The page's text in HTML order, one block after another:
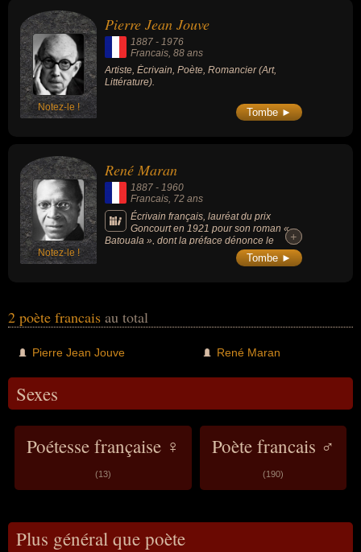
été artiste, écrivain, romancier ou essayiste.
Notez-le !
Pierre Jean Jouve
1887 - 1976
Francais, 88 ans
Artiste, Écrivain, Poète, Romancier (Art,
Littérature).
Tombe ►
Notez-le !
René Maran
1887 - 1960
Francais , 72 ans
Écrivain français, lauréat du prix
Goncourt en 1921 pour son roman «
Batouala », dont la préface dénonce le
+
+
Tombe ►
2 poète francais au total
Pierre Jean Jouve René Maran
Sexes
Poétesse française ♀
(13)
Poète francais ♂
(190)
Plus général que poète